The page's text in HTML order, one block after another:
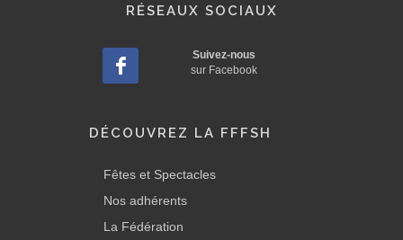
RÉSEAUX SOCIAUX
Suivez-nous
sur Facebook
DÉCOUVREZ LA FFFSH
Fêtes et Spectacles
Nos adhérents
La Fédération